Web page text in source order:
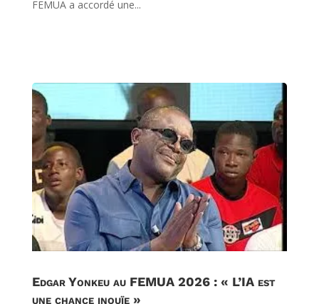
FEMUA a accordé une...
Edgar Yonkeu au FEMUA 2026 : « L’IA est
une chance inouïe »